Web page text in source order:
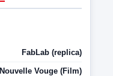
FabLab (replica)
Nouvelle Vouge (Film)